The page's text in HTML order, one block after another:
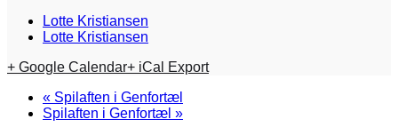
Lotte Kristiansen
Lotte Kristiansen
+ Google Calendar+ iCal Export
« Spilaften i Genfortæl
Spilaften i Genfortæl »